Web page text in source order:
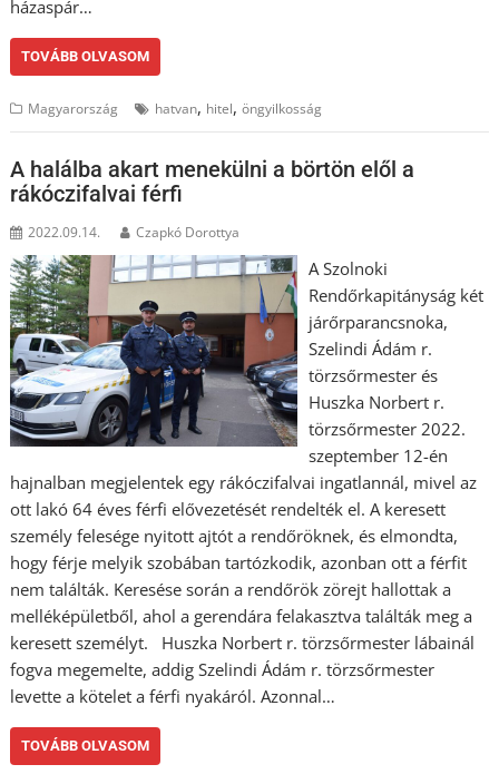
házaspár…
TOVÁBB OLVASOM
Magyarország hatvan, hitel,öngyilkosság
A halálba akart menekülni a börtön elől a
rákóczifalvai férfi
2022.09.14. Czapkó Dorottya
A Szolnoki
Rendőrkapitányság két
járőrparancsnoka,
Szelindi Ádám r.
törzsőrmester és
Huszka Norbert r.
törzsőrmester 2022.
szeptember 12-én
hajnalban megjelentek egy rákóczifalvai ingatlannál, mivel az
ott lakó 64 éves férfi elővezetését rendelték el. A keresett
személy felesége nyitott ajtót a rendőröknek, és elmondta,
hogy férje melyik szobában tartózkodik, azonban ott a férfit
nem találták. Keresése során a rendőrök zörejt hallottak a
melléképületből, ahol a gerendára felakasztva találták meg a
keresett személyt. Huszka Norbert r. törzsőrmester lábainál
fogva megemelte, addig Szelindi Ádám r. törzsőrmester
levette a kötelet a férfi nyakáról. Azonnal…
TOVÁBB OLVASOM